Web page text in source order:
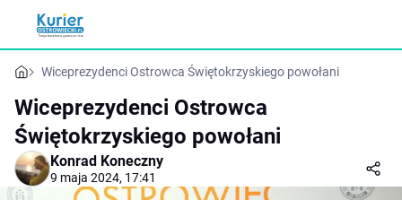
Wiceprezydenci Ostrowca Świętokrzyskiego powołani
Wiceprezydenci Ostrowca
Świętokrzyskiego powołani
Konrad Koneczny
9 maja 2024, 17:41